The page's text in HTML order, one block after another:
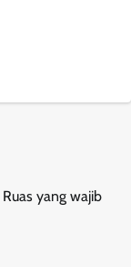
Ruas yang wajib